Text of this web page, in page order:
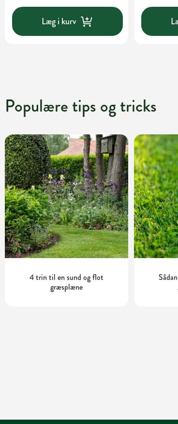
Læg i kurv
Populære tips og tricks
4 trin til en sund og flot
græsplæne